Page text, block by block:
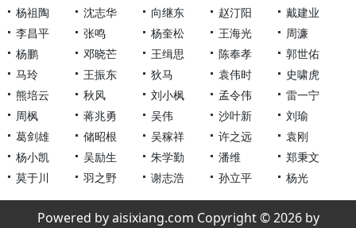
杨祖陶
沈志华 向继东 赵汀阳
戴建业
李昌平
张鸣 杨奎松 王海光
周濂
杨鹏
邓晓芒 王缉思 陈奉孝
郭世佑
马玲
王振东 狄马 袁伟时
史啸虎
熊培云
秋风 刘小枫 孟令伟
雷一宁
周枫
蒋兆勇 吴伟 沙叶新
刘瑜
葛剑雄
储昭根 吴稼祥 许之远
袁刚
杨小凯
吴励生 朱学勤 潘维
郑秉文
莫于川
羽之野 谢志浩 孙立平 杨光
Powered by aisixiang.com Copyright © 2026 by